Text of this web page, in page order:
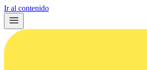
Ir al contenido